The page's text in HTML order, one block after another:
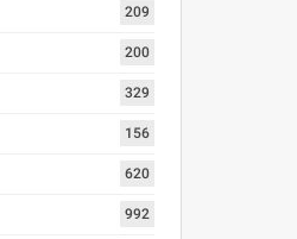
209
200
329
156
620
992